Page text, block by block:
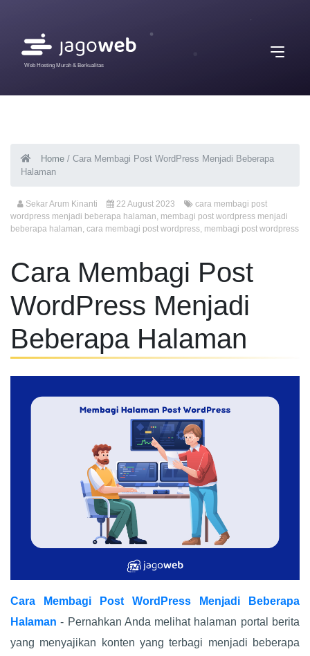
Web Hosting Murah & Berkualitas
Home / Cara Membagi Post WordPress Menjadi Beberapa
Halaman
Sekar Arum Kinanti 22 August 2023
cara membagi post
wordpress menjadi beberapa halaman, membagi post wordpress menjadi
beberapa halaman, cara membagi post wordpress, membagi post wordpress
Cara Membagi Post
WordPress Menjadi
Beberapa Halaman
Cara Membagi Post WordPress Menjadi Beberapa
Halaman - Pernahkan Anda melihat halaman portal berita
yang menyajikan konten yang terbagi menjadi beberapa